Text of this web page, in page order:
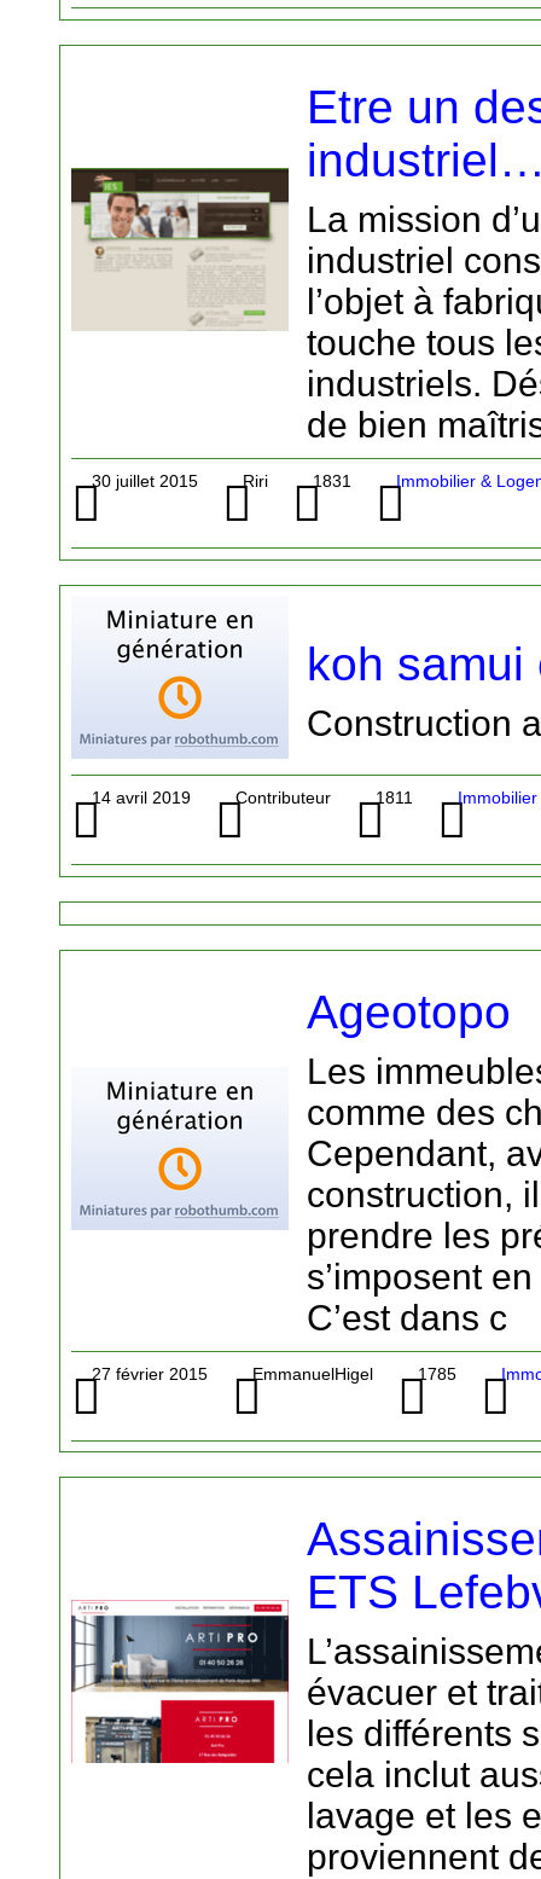
Etre un
La mission
industriel
l’objet à
touche tous
industriels.
de bien
30 juillet 2015 Riri 1831 Immobilier &
koh samui
Construction
14 avril 2019 Contributeur 1811
Ageotopo
Les
comme des
Cependant,
construction,
prendre les
s’imposent
C’est dans c
27 février 2015 EmmanuelHigel 1785
ETS
évacuer et
les différents
cela inclut
lavage et les
proviennent